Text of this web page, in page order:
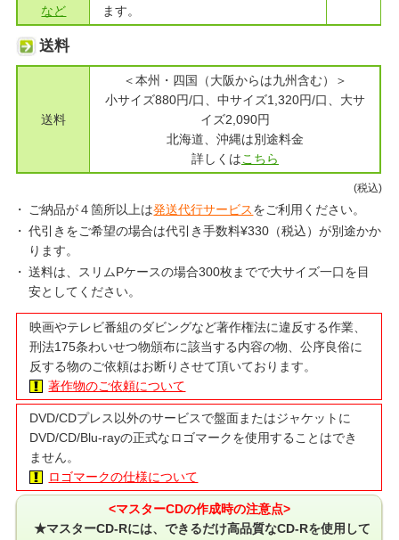
など
ます。
送料
送料
＜本州・四国（大阪からは九州含む）＞
小サイズ880円/口、中サイズ1,320円/口、大サ
イズ2,090円
北海道、沖縄は別途料金
詳しくはこちら
(税込)
ご納品が４箇所以上は発送代行サービスをご利用ください。
代引きをご希望の場合は代引き手数料¥330（税込）が別途かか
ります。
送料は、スリムPケースの場合300枚までで大サイズ一口を目
安としてください。
映画やテレビ番組のダビングなど著作権法に違反する作業、
刑法175条わいせつ物頒布に該当する内容の物、公序良俗に
反する物のご依頼はお断りさせて頂いております。
著作物のご依頼について
DVD/CDプレス以外のサービスで盤面またはジャケットに
DVD/CD/Blu-rayの正式なロゴマークを使用することはでき
ません。
ロゴマークの仕様について
<マスターCDの作成時の注意点>
マスターCD-Rには、できるだけ高品質なCD-Rを使用して